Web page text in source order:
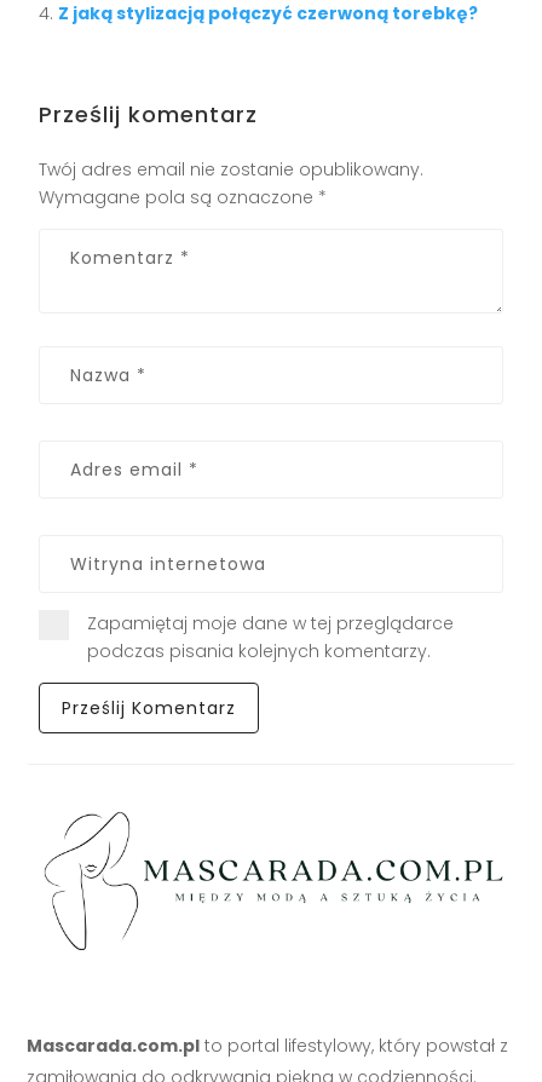
Z jaką stylizacją połączyć czerwoną torebkę?
Prześlij komentarz
Twój adres email nie zostanie opublikowany.
Wymagane pola są oznaczone *
Zapamiętaj moje dane w tej przeglądarce
podczas pisania kolejnych komentarzy.
Mascarada.com.pl to portal lifestylowy, który powstał z